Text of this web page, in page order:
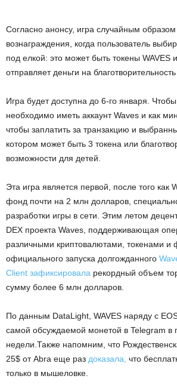
Согласно анонсу, игра случайным образом
вознаграждения, когда пользователь
под елкой: это может быть токены WAVES
отправляет деньги на
Игра будет доступна до 6-го января. Чтобы
необходимо иметь аккаунт Waves и как
чтобы заплатить за транзакцию и
котором может быть 3 токена или
возможности для детей.
Эта игра является первой, после того как
фонд почти на 2 млн долларов,
разработки игры в сети. Этим летом
DEX проекта Waves, поддерживающая
различными криптовалютами, токенами и
официального запуска долгожданного
Client зафиксировала рекордный объем
сумму более 6 млн долларов.
По данным DataLight, WAVES наряду с
самой обсуждаемой монетой в Telegram в
недели.Также напомним, что
25$ от Abra еще раз доказала, что
только в мышеловке.